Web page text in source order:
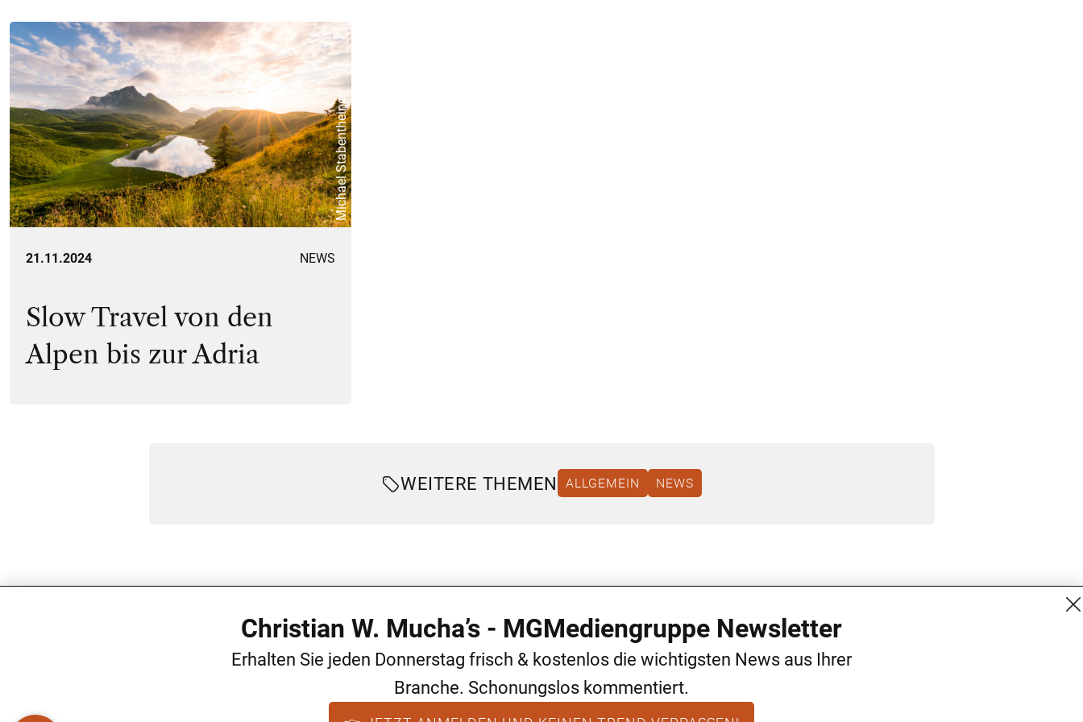
Michael Stabentheiner
21.11.2024 NEWS
Slow Travel von den
Alpen bis zur Adria
WEITERE THEMEN ALLGEMEIN NEWS
Burgring 1/7
Christian W. Mucha’s - MGMediengruppe Newsletter
Erhalten Sie jeden Donnerstag frisch & kostenlos die wichtigsten News aus Ihrer
Branche. Schonungslos kommentiert.